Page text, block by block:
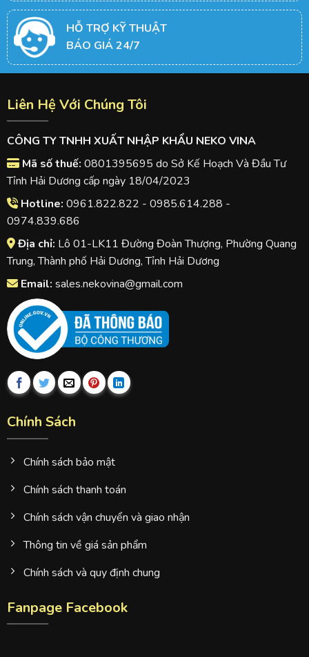
HỖ TRỢ KỸ THUẬT
BÁO GIÁ 24/7
Liên Hệ Với Chúng Tôi
CÔNG TY TNHH XUẤT NHẬP KHẨU NEKO VINA
Mã số thuế: 0801395695 do Sở Kế Hoạch Và Đầu Tư
Tỉnh Hải Dương cấp ngày 18/04/2023
Hotline: 0961.822.822 - 0985.614.288 -
0974.839.686
Địa chỉ: Lô 01-LK11 Đường Đoàn Thượng, Phường Quang
Trung, Thành phố Hải Dương, Tỉnh Hải Dương
Email: sales.nekovina@gmail.com
Chính Sách
Chính sách bảo mật
Chính sách thanh toán
Chính sách vận chuyển và giao nhận
Thông tin về giá sản phẩm
Chính sách và quy định chung
Fanpage Facebook